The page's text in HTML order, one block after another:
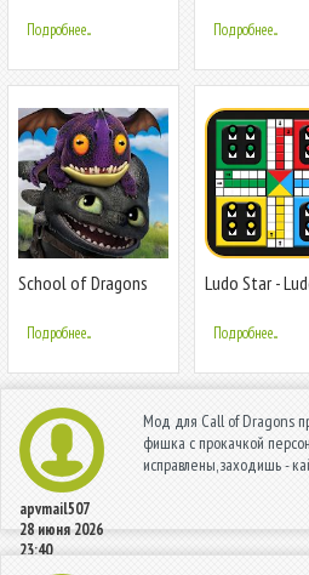
Подробнее... Подробнее...
School of Dragons
Подробнее...
Ludo Star -
Подробнее...
apvmail507
28 июня 2026
23:40
Мод для Call of Dragons
фишка с прокачкой
исправлены, заходишь -